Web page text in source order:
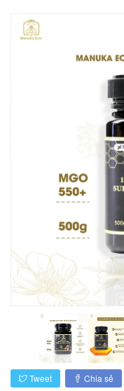
Tweet Chia sẻ